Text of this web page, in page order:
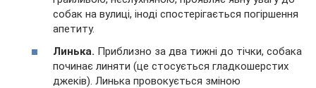
собак на вулиці, іноді спостерігається погіршення
апетиту.
Линька. Приблизно за два тижні до тічки, собака
починає линяти (це стосується гладкошерстих
джеків). Линька провокується зміною